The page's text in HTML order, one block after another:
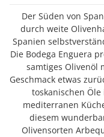
Der Süden von
durch weite
Spanien
Die Bodega Enguera
samtiges Olivenöl
Geschmack etwas
toskanischen
mediterranen
diesem
Olivensorten